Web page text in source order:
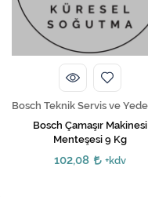
Bosch Çamaşır Makinesi
Menteşesi 9 Kg
102,08 +kdv